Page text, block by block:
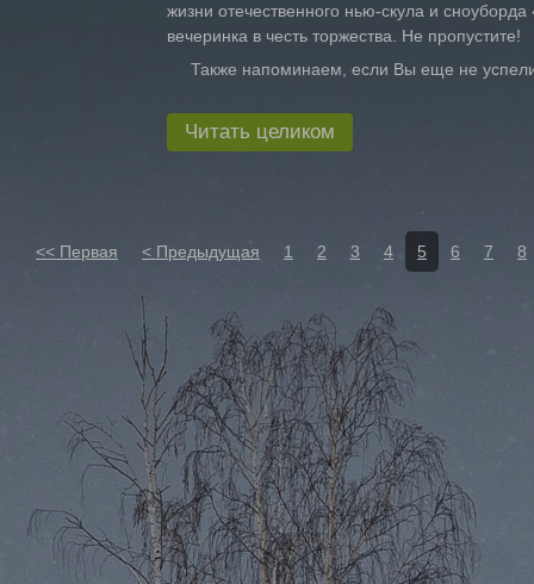
жизни отечественного нью-скула и
вечеринка в честь торжества. Не пропустите!
Также напоминаем, если Вы еще не
Читать целиком
<< Первая < Предыдущая 1 2 3 4 5 6 7 8